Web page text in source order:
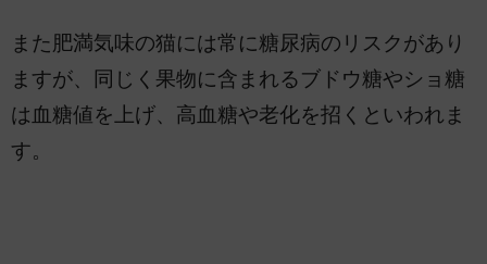
また肥満気味の猫には常に糖尿病のリスクがあり
ますが、同じく果物に含まれるブドウ糖やショ糖
は血糖値を上げ、高血糖や老化を招くといわれま
す。